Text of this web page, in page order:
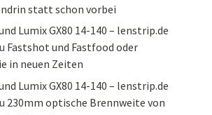
statt schon vorbei
Lumix GX80 14-140 – lenstrip.de
Fastshot und Fastfood oder
in neuen Zeiten
Lumix GX80 14-140 – lenstrip.de
230mm optische Brennweite von